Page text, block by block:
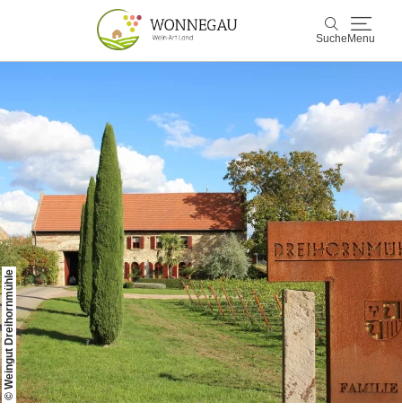
Suche Menu
Entdecken & Erleben
Wein & Genuss
Kultur & Events
Buchen & Service
© Weingut Dreihornmühle